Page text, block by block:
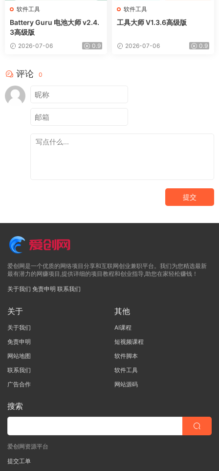
软件工具
Battery Guru 电池大师 v2.4.
3高级版
2026-07-06 0.9
软件工具
工具大师 V1.3.6高级版
2026-07-06 0.9
评论 0
提交
爱创网是一个优质的网络项目分享和互联网创业兼职平台。我们为您精选最新
最有潜力的网赚项目,提供详细的项目教程和创业指导,助您在家轻松赚钱！
关于我们 免责申明 联系我们
关于
关于我们
免责申明
网站地图
联系我们
广告合作
其他
AI课程
短视频课程
软件脚本
软件工具
网站源码
搜索
爱创网资源平台
提交工单